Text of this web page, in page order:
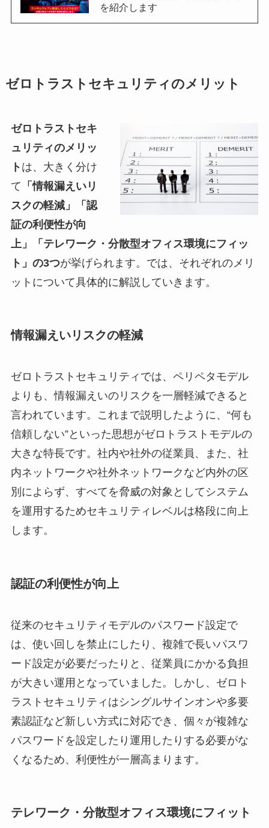
を紹介します
ゼロトラストセキュリティのメリット
ゼロトラストセキ
ュリティのメリッ
ト は、大きく分け
て 「情報漏えいリ
スクの軽減」「認
証の利便性が向
上」「テレワーク・分散型オフィス環境にフィッ
ト」の3つが挙げられます。では、それぞれのメリ
ットについて具体的に解説していきます。
情報漏えいリスクの軽減
ゼロトラストセキュリティでは、ペリペタモデル
よりも、情報漏えいのリスクを一層軽減できると
言われています。これまで説明したように、“何も
信頼しない”といった思想がゼロトラストモデルの
大きな特長です。社内や社外の従業員、また、社
内ネットワークや社外ネットワークなど内外の区
別によらず、すべてを脅威の対象としてシステム
を運用するためセキュリティレベルは格段に向上
します。
認証の利便性が向上
従来のセキュリティモデルのパスワード設定で
は、使い回しを禁止にしたり、複雑で長いパスワ
ード設定が必要だったりと、従業員にかかる負担
が大きい運用となっていました。しかし、ゼロト
ラストセキュリティはシングルサインオンや多要
素認証など新しい方式に対応でき、個々が複雑な
パスワードを設定したり運用したりする必要がな
くなるため、利便性が一層高まります。
テレワーク・分散型オフィス環境にフィット